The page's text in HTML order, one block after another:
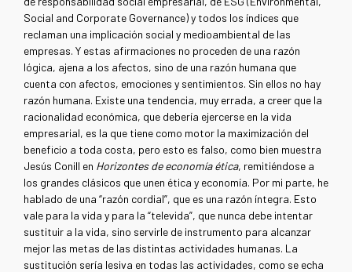
Social and Corporate Governance) y todos los índices que
reclaman una implicación social y medioambiental de las
empresas. Y estas afirmaciones no proceden de una razón
lógica, ajena a los afectos, sino de una razón humana que
cuenta con afectos, emociones y sentimientos. Sin ellos no hay
razón humana. Existe una tendencia, muy errada, a creer que la
racionalidad económica, que debería ejercerse en la vida
empresarial, es la que tiene como motor la maximización del
beneficio a toda costa, pero esto es falso, como bien muestra
Jesús Conill en Horizontes de economía ética, remitiéndose a
los grandes clásicos que unen ética y economía. Por mi parte, he
hablado de una “razón cordial”, que es una razón íntegra. Esto
vale para la vida y para la “televida”, que nunca debe intentar
sustituir a la vida, sino servirle de instrumento para alcanzar
mejor las metas de las distintas actividades humanas. La
sustitución sería lesiva en todas las actividades, como se echa